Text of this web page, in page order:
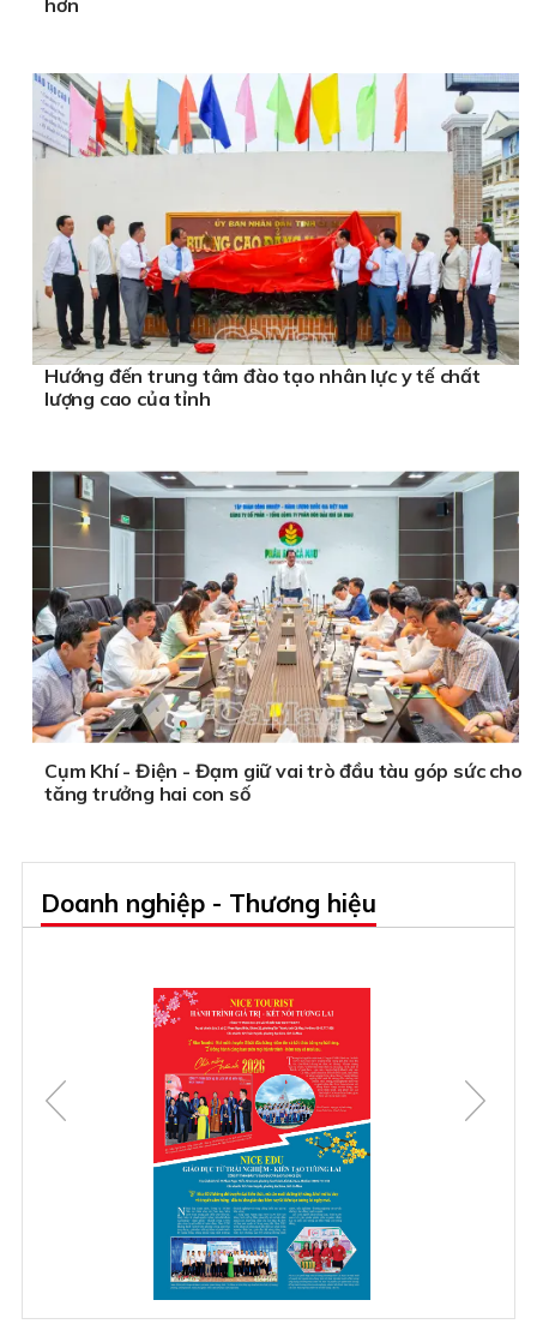
Hướng đến trung tâm đào tạo nhân lực y tế chất
lượng cao của tỉnh
Cụm Khí - Điện - Đạm giữ vai trò đầu tàu góp sức cho
tăng trưởng hai con số
Doanh nghiệp - Thương hiệu